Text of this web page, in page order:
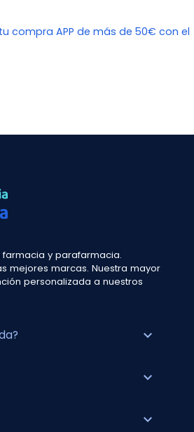
compra APP de más de 50€ con el
y parafarmacia.
mejores marcas. Nuestra mayor
personalizada a nuestros
expand_more
expand_more
expand_more